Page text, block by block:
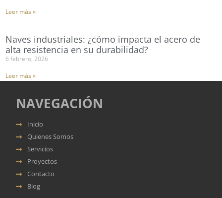
Leer más »
Naves industriales: ¿cómo impacta el acero de
alta resistencia en su durabilidad?
6 febrero, 2026
Leer más »
NAVEGACIÓN
Inicio
Quienes Somos
Servicios
Proyectos
Contacto
Blog